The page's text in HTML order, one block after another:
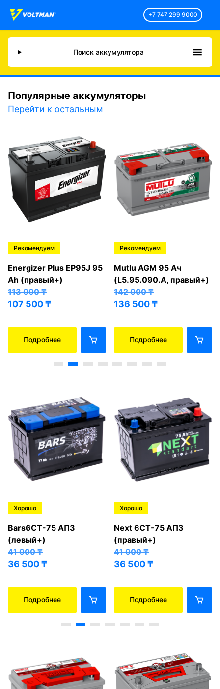
+7 747 299 9000
Поиск аккумулятора
Популярные аккумуляторы
Перейти к остальным
Рекомендуем
Energizer Plus EP95J 95
Ah (правый+)
113 000₸
107 500₸
Подробнее
Рекомендуем
Mutlu AGM 95 Ач
(L5.95.090.A, правый+)
142 000₸
136 500₸
Подробнее
Хорошо
Bars6СТ-75 АПЗ
(левый+)
41 000₸
36 500₸
Подробнее
Хорошо
Next 6СТ-75 АПЗ
(правый+)
41 000₸
36 500₸
Подробнее